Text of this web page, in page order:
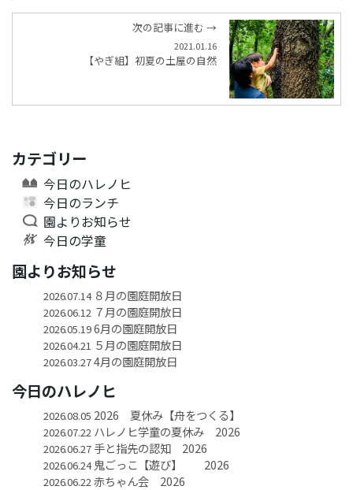
次の記事に進む →
2021.01.16
【やぎ組】初夏の土屋の自然
カテゴリー
今日のハレノヒ
今日のランチ
園よりお知らせ
今日の学童
園よりお知らせ
2026.07.14８月の園庭開放日
2026.06.12 ７月の園庭開放日
2026.05.196月の園庭開放日
2026.04.21 ５月の園庭開放日
2026.03.274月の園庭開放日
今日のハレノヒ
2026.08.05 2026 夏休み【舟をつくる】
2026.07.22 ハレノヒ学童の夏休み 2026
2026.06.27手と指先の認知 2026
2026.06.24鬼ごっこ【遊び】 2026
2026.06.22 赤ちゃん会 2026